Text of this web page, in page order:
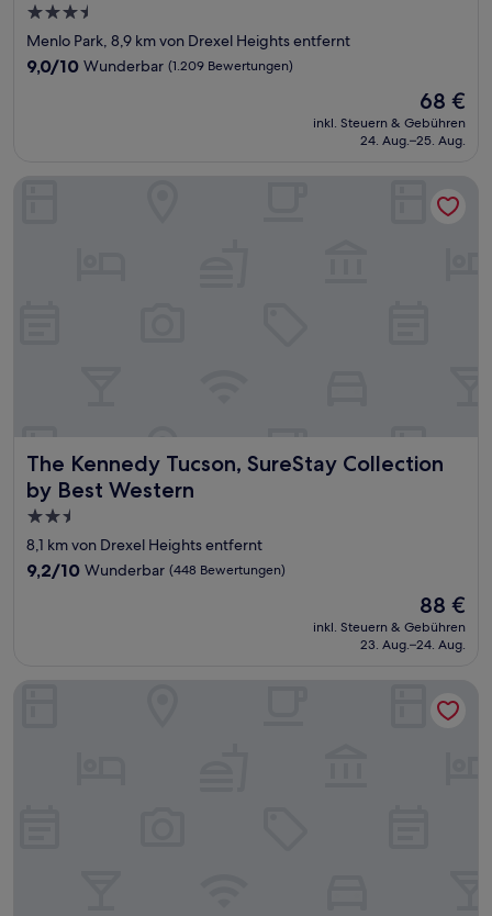
3.5-
Sterne-
Unterkunft
Menlo Park, 8,9 km von Drexel Heights entfernt
9.0
9,0/10 Wunderbar (1.209 Bewertungen)
Der
Preis
beträgt
68 €
inkl. Steuern & Gebühren
24. Aug.–25. Aug.
The Kennedy Tucson, SureStay Collection
by Best Western
The Kennedy Tucson, SureStay Collection by Best Western
2.5-
Sterne-
Unterkunft
8,1 km von Drexel Heights entfernt
9.2
9,2/10 Wunderbar (448 Bewertungen)
Der
Preis
beträgt
88 €
inkl. Steuern & Gebühren
23. Aug.–24. Aug.
The Kennedy Tucson, SureStay Collection by Best Western